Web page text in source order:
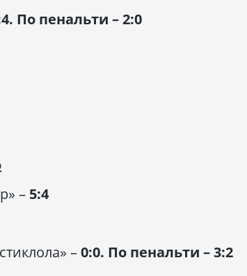
По пенальти – 2:0
– 5:4
–0:0. По пенальти – 3:2